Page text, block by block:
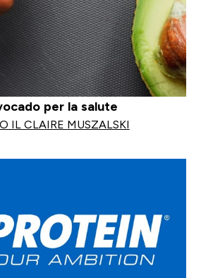
per la salute
IL CLAIRE MUSZALSKI